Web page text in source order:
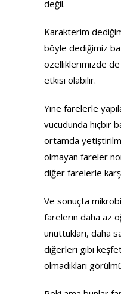
değil.
Karakterim
böyle dediğimiz
özelliklerimizde de
etkisi olabilir.
Yine farelerle
vücudunda hiçbir
ortamda
olmayan fareler
diğer farelerle
Ve sonuçta
farelerin daha az
unuttukları, daha
diğerleri gibi
olmadıkları